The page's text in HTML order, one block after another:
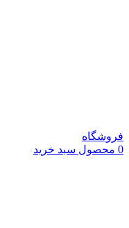
فروشگاه
0 محصول سبد خرید